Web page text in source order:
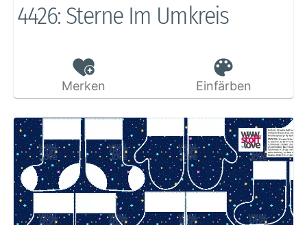
4426: Sterne Im Umkreis
Merken Einfärben